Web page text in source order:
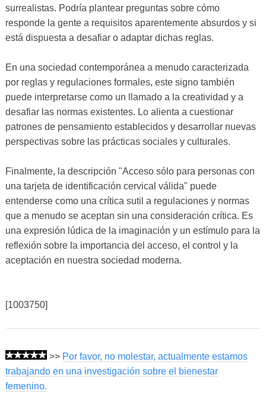
surrealistas. Podría plantear preguntas sobre cómo
responde la gente a requisitos aparentemente absurdos y si
está dispuesta a desafiar o adaptar dichas reglas.
En una sociedad contemporánea a menudo caracterizada
por reglas y regulaciones formales, este signo también
puede interpretarse como un llamado a la creatividad y a
desafiar las normas existentes. Lo alienta a cuestionar
patrones de pensamiento establecidos y desarrollar nuevas
perspectivas sobre las prácticas sociales y culturales.
Finalmente, la descripción "Acceso sólo para personas con
una tarjeta de identificación cervical válida" puede
entenderse como una crítica sutil a regulaciones y normas
que a menudo se aceptan sin una consideración crítica. Es
una expresión lúdica de la imaginación y un estímulo para la
reflexión sobre la importancia del acceso, el control y la
aceptación en nuestra sociedad moderna.
[1003750]
>> Por favor, no molestar, actualmente estamos
trabajando en una investigación sobre el bienestar
femenino.